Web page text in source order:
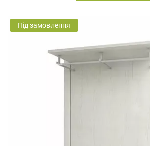
Під замовлення